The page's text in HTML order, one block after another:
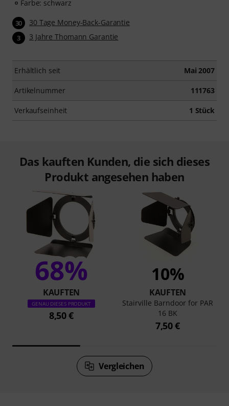
Farbe: schwarz
30 30 Tage Money-Back-Garantie
3 3 Jahre Thomann Garantie
Erhältlich seit Mai 2007
Artikelnummer 111763
Verkaufseinheit 1 Stück
Das kauften Kunden, die sich dieses
Produkt angesehen haben
68%
KAUFTEN
GENAU DIESES PRODUKT
8,50 €
10%
KAUFTEN
Stairville Barndoor for PAR
16 BK
7,50 €
Vergleichen